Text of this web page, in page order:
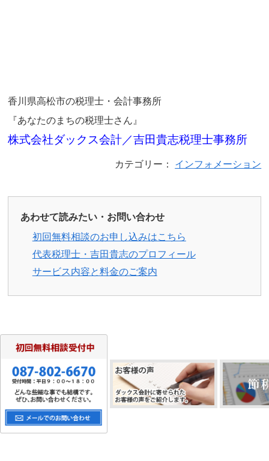
香川県高松市の税理士・会計事務所
『あなたのまちの税理士さん』
株式会社ダックス会計／吉田貴志税理士事務所
カテゴリー： インフォメーション
あわせて読みたい・お問い合わせ
初回無料相談のお申し込みはこちら
代表税理士・吉田貴志のプロフィール
サービス内容と料金のご案内